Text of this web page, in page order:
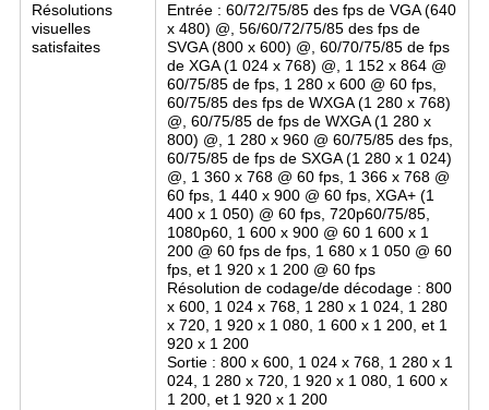
Résolutions
visuelles
satisfaites
Entrée : 60/72/75/85 des fps de VGA (640
x 480) @, 56/60/72/75/85 des fps de
SVGA (800 x 600) @, 60/70/75/85 de fps
de XGA (1 024 x 768) @, 1 152 x 864 @
60/75/85 de fps, 1 280 x 600 @ 60 fps,
60/75/85 des fps de WXGA (1 280 x 768)
@, 60/75/85 de fps de WXGA (1 280 x
800) @, 1 280 x 960 @ 60/75/85 des fps,
60/75/85 de fps de SXGA (1 280 x 1 024)
@, 1 360 x 768 @ 60 fps, 1 366 x 768 @
60 fps, 1 440 x 900 @ 60 fps, XGA+ (1
400 x 1 050) @ 60 fps, 720p60/75/85,
1080p60, 1 600 x 900 @ 60 1 600 x 1
200 @ 60 fps de fps, 1 680 x 1 050 @ 60
fps, et 1 920 x 1 200 @ 60 fps
Résolution de codage/de décodage : 800
x 600, 1 024 x 768, 1 280 x 1 024, 1 280
x 720, 1 920 x 1 080, 1 600 x 1 200, et 1
920 x 1 200
Sortie : 800 x 600, 1 024 x 768, 1 280 x 1
024, 1 280 x 720, 1 920 x 1 080, 1 600 x
1 200, et 1 920 x 1 200